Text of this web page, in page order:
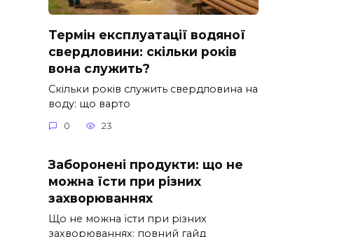
Термін експлуатації водяної
свердловини: скільки років
вона служить?
Скільки років служить свердловина на
воду: що варто
0 23
Заборонені продукти: що не
можна їсти при різних
захворюваннях
Що не можна їсти при різних
захворюваннях: повний гайд